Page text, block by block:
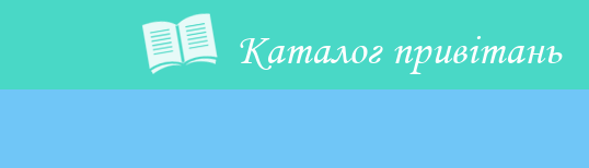
Каталог привітань